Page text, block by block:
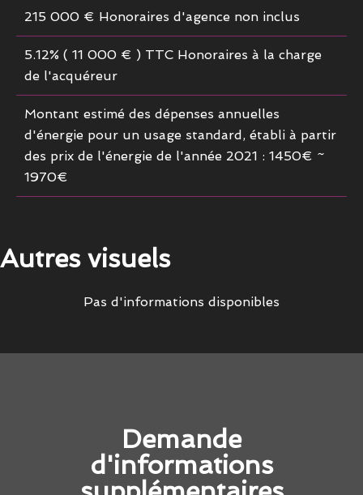
215 000 € Honoraires d'agence non inclus
5.12% ( 11 000 € ) TTC Honoraires à la charge
de l'acquéreur
Montant estimé des dépenses annuelles
d'énergie pour un usage standard, établi à partir
des prix de l'énergie de l'année 2021 : 1450€ ~
1970€
Autres visuels
Pas d'informations disponibles
Demande
d'informations